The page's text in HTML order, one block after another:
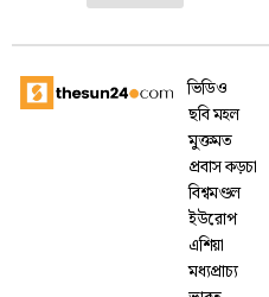
ভিডিও
ছবি মহল
মুক্তমত
প্রবাস কড়চা
বিশ্বমণ্ডল
ইউরোপ
এশিয়া
মধ্যপ্রাচ্য